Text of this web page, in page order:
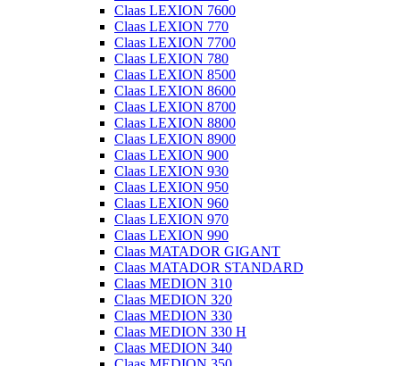
Claas LEXION 7600
Claas LEXION 770
Claas LEXION 7700
Claas LEXION 780
Claas LEXION 8500
Claas LEXION 8600
Claas LEXION 8700
Claas LEXION 8800
Claas LEXION 8900
Claas LEXION 900
Claas LEXION 930
Claas LEXION 950
Claas LEXION 960
Claas LEXION 970
Claas LEXION 990
Claas MATADOR GIGANT
Claas MATADOR STANDARD
Claas MEDION 310
Claas MEDION 320
Claas MEDION 330
Claas MEDION 330 H
Claas MEDION 340